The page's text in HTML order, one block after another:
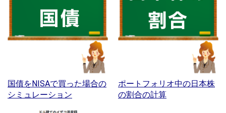
国債をNISAで買った場合の
シミュレーション
ポートフォリオ中の日本株
の割合の計算